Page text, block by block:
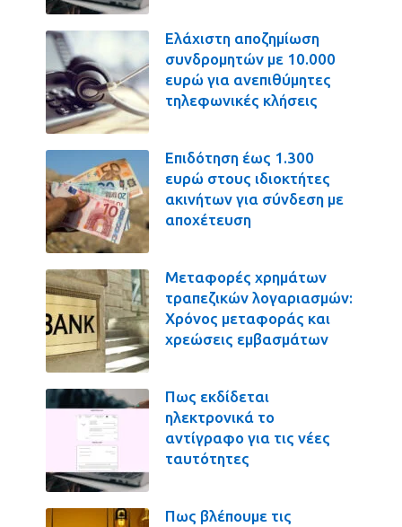
Ελάχιστη αποζημίωση
συνδρομητών με 10.000
ευρώ για ανεπιθύμητες
τηλεφωνικές κλήσεις
Επιδότηση έως 1.300
ευρώ στους ιδιοκτήτες
ακινήτων για σύνδεση με
αποχέτευση
Μεταφορές χρημάτων
τραπεζικών λογαριασμών:
Χρόνος μεταφοράς και
χρεώσεις εμβασμάτων
Πως εκδίδεται
ηλεκτρονικά το
αντίγραφο για τις νέες
ταυτότητες
Πως βλέπουμε τις